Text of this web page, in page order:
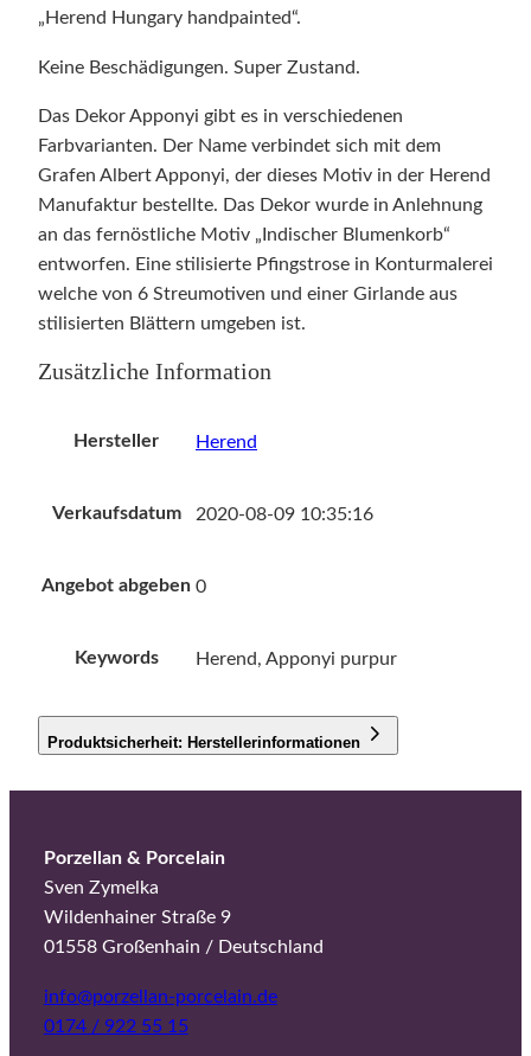
„Herend Hungary handpainted“.
Keine Beschädigungen. Super Zustand.
Das Dekor Apponyi gibt es in verschiedenen
Farbvarianten. Der Name verbindet sich mit dem
Grafen Albert Apponyi, der dieses Motiv in der Herend
Manufaktur bestellte. Das Dekor wurde in Anlehnung
an das fernöstliche Motiv „Indischer Blumenkorb“
entworfen. Eine stilisierte Pfingstrose in Konturmalerei
welche von 6 Streumotiven und einer Girlande aus
stilisierten Blättern umgeben ist.
Zusätzliche Information
Hersteller Herend
Verkaufsdatum 2020-08-09 10:35:16
Angebot abgeben 0
Keywords Herend, Apponyi purpur
Produktsicherheit: Herstellerinformationen
Porzellan & Porcelain
Sven Zymelka
Wildenhainer Straße 9
01558 Großenhain / Deutschland
info@porzellan-porcelain.de
0174 / 922 55 15